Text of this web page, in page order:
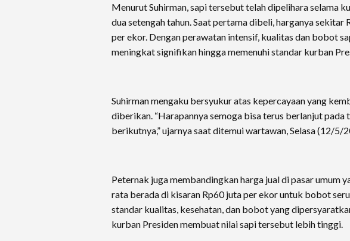
Menurut Suhirman, sapi tersebut telah dipelihara selama
dua setengah tahun. Saat pertama dibeli, harganya sekitar
per ekor. Dengan perawatan intensif, kualitas dan bobot
meningkat signifikan hingga memenuhi standar kurban
Suhirman mengaku bersyukur atas kepercayaan yang
diberikan. “Harapannya semoga bisa terus berlanjut pada
berikutnya,” ujarnya saat ditemui wartawan, Selasa (12/5/
Peternak juga membandingkan harga jual di pasar umum
rata berada di kisaran Rp60 juta per ekor untuk bobot
standar kualitas, kesehatan, dan bobot yang
kurban Presiden membuat nilai sapi tersebut lebih tinggi.